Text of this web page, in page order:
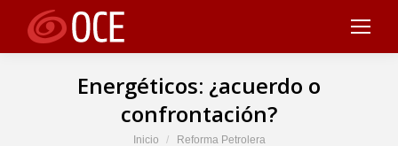
Energéticos: ¿acuerdo o
confrontación?
Inicio
Reforma Petrolera